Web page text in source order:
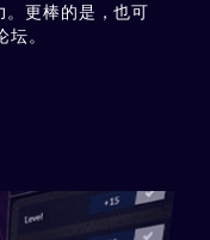
更棒的是，也可
。